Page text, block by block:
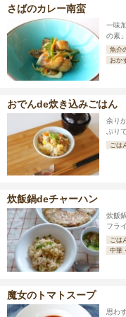
さばのカレー南蛮
一味
の素
魚介
おか
おでんde炊き込みごはん
余り
ぷり
ごは
炊飯鍋deチャーハン
炊飯
フラ
ごは
中華
魔女のトマトスープ
思わ